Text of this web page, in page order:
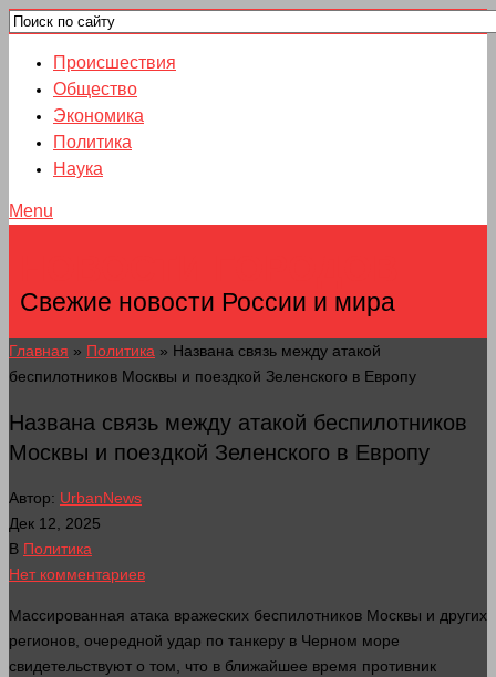
Происшествия
Общество
Экономика
Политика
Наука
Menu
Свежие новости России и мира
Главная » Политика » Названа связь между атакой
беспилотников Москвы и поездкой Зеленского в Европу
Названа связь между атакой беспилотников
Москвы и поездкой Зеленского в Европу
Автор: UrbanNews
Дек 12, 2025
В Политика
Нет комментариев
Массированная атака вражеских беспилотников Москвы и других
регионов, очередной удар по танкеру в Черном море
свидетельствуют о том, что в ближайшее время противник